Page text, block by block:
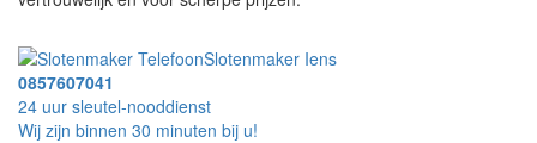
Slotenmaker Iens
0857607041
24 uur sleutel-nooddienst
Wij zijn binnen 30 minuten bij u!